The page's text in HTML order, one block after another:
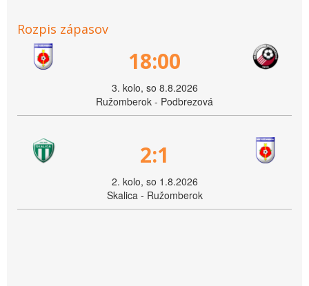
Rozpis zápasov
18:00
3. kolo, so 8.8.2026
Ružomberok - Podbrezová
2:1
2. kolo, so 1.8.2026
Skalica - Ružomberok